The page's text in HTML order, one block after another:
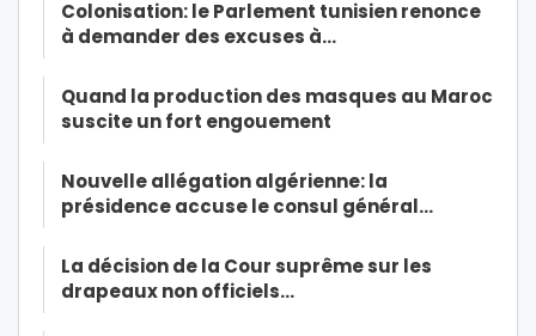
Colonisation: le Parlement tunisien renonce
à demander des excuses à…
Quand la production des masques au Maroc
suscite un fort engouement
Nouvelle allégation algérienne: la
présidence accuse le consul général…
La décision de la Cour suprême sur les
drapeaux non officiels…